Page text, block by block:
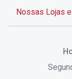
Nossas Lojas